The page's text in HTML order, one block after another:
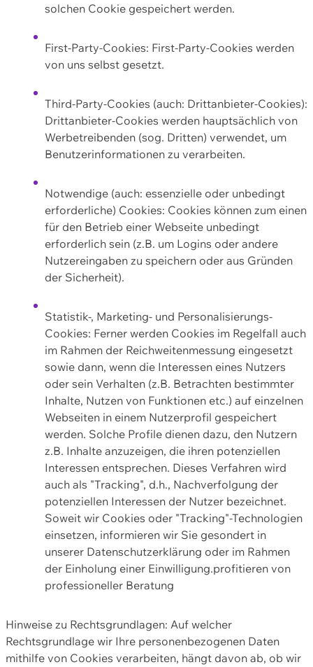
solchen Cookie gespeichert werden.
First-Party-Cookies: First-Party-Cookies werden
von uns selbst gesetzt.
Third-Party-Cookies (auch: Drittanbieter-Cookies):
Drittanbieter-Cookies werden hauptsächlich von
Werbetreibenden (sog. Dritten) verwendet, um
Benutzerinformationen zu verarbeiten.
Notwendige (auch: essenzielle oder unbedingt
erforderliche) Cookies: Cookies können zum einen
für den Betrieb einer Webseite unbedingt
erforderlich sein (z.B. um Logins oder andere
Nutzereingaben zu speichern oder aus Gründen
der Sicherheit).
Statistik-, Marketing- und Personalisierungs-
Cookies: Ferner werden Cookies im Regelfall auch
im Rahmen der Reichweitenmessung eingesetzt
sowie dann, wenn die Interessen eines Nutzers
oder sein Verhalten (z.B. Betrachten bestimmter
Inhalte, Nutzen von Funktionen etc.) auf einzelnen
Webseiten in einem Nutzerprofil gespeichert
werden. Solche Profile dienen dazu, den Nutzern
z.B. Inhalte anzuzeigen, die ihren potenziellen
Interessen entsprechen. Dieses Verfahren wird
auch als "Tracking", d.h., Nachverfolgung der
potenziellen Interessen der Nutzer bezeichnet.
Soweit wir Cookies oder "Tracking"-Technologien
einsetzen, informieren wir Sie gesondert in
unserer Datenschutzerklärung oder im Rahmen
der Einholung einer Einwilligung.profitieren von
professioneller Beratung
Hinweise zu Rechtsgrundlagen: Auf welcher
Rechtsgrundlage wir Ihre personenbezogenen Daten
mithilfe von Cookies verarbeiten, hängt davon ab, ob wir